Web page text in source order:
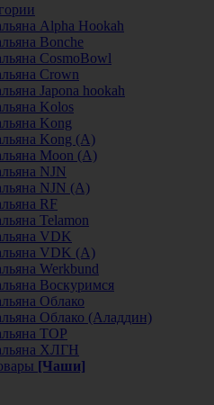
Alpha Hookah
Bonche
CosmoBowl
Crown
Japona hookah
Kolos
Kong
Kong (A)
Moon (А)
NJN
NJN (А)
RF
Telamon
VDK
VDK (А)
Werkbund
Воскуримся
Облако
Облако (Аладдин)
ТОР
ХЛГН
[Чаши]